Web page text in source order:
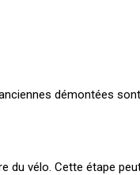
démontées
du vélo. Cette étape